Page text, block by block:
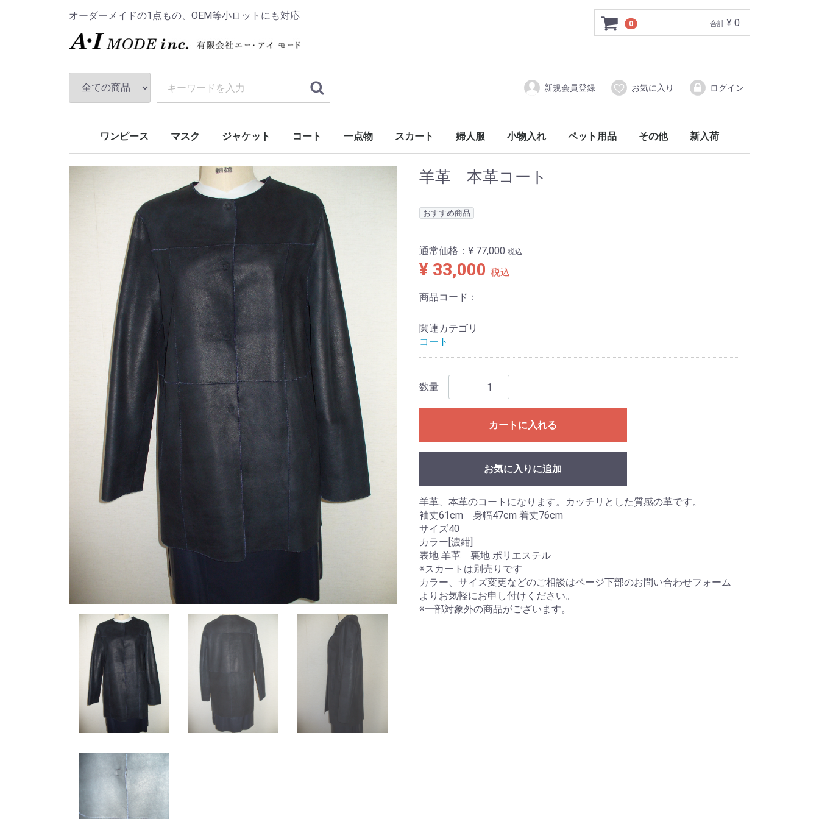
オーダーメイドの1点もの、OEM等小ロットにも対応
0 合計 ¥ 0
新規会員登録 お気に入り ログイン
ワンピース マスク ジャケット コート 一点物 スカート 婦人服 小物入れ ペット用品 その他 新入荷
羊革 本革コート
おすすめ商品
通常価格： ¥ 77,000 税込
¥ 33,000 税込
商品コード：
関連カテゴリ
コート
数量
カートに入れる
お気に入りに追加
羊革、本革のコートになります。カッチリとした質感の革です。
袖丈61cm 身幅47cm 着丈76cm
サイズ40
カラー[濃紺]
表地 羊革 裏地 ポリエステル
※スカートは別売りです
カラー、サイズ変更などのご相談はページ下部のお問い合わせフォーム
よりお気軽にお申し付けください。
※一部対象外の商品がございます。